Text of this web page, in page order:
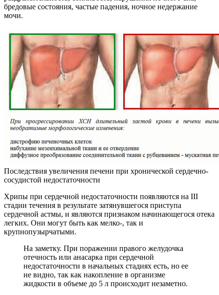
бредовые состояния, частые падения, ночное недержание
мочи.
Последствия увеличения печени при хронической сердечно-
сосудистой недостаточности
Хрипы при сердечной недостаточности появляются на III
стадии течения в результате затянувшегося приступа
сердечной астмы, и являются признаком начинающегося отека
легких. Они могут быть как мелко-, так и
крупнопузырчатыми.
На заметку. При поражении правого желудочка
отечность или анасарка при сердечной
недостаточности в начальных стадиях есть, но ее
не видно, так как накопление в организме
жидкости в объеме до 5 л происходит незаметно.